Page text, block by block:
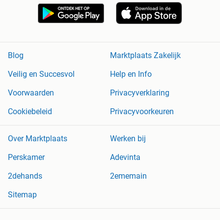
Blog
Marktplaats Zakelijk
Veilig en Succesvol
Help en Info
Voorwaarden
Privacyverklaring
Cookiebeleid
Privacyvoorkeuren
Over Marktplaats
Werken bij
Perskamer
Adevinta
2dehands
2ememain
Sitemap